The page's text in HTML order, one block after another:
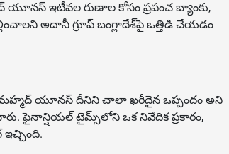
యూనస్ ఇటీవల రుణాల కోసం ప్రపంచ బ్యాంకు,
అదానీ గ్రూప్ బంగ్లాదేశ్‌పై ఒత్తిడి చేయడం
మహ్మద్ యూనస్ దీనిని చాలా ఖరీదైన ఒప్పందం అని
ఫైనాన్షియల్ టైమ్స్‌లోని ఒక నివేదిక ప్రకారం,
ఇచ్చింది.